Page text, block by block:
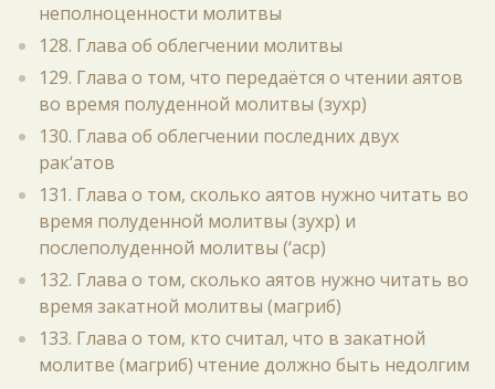
неполноценности молитвы
128. Глава об облегчении молитвы
129. Глава о том, что передаётся о чтении аятов
во время полуденной молитвы (зухр)
130. Глава об облегчении последних двух
рак‘атов
131. Глава о том, сколько аятов нужно читать во
время полуденной молитвы (зухр) и
послеполуденной молитвы (‘аср)
132. Глава о том, сколько аятов нужно читать во
время закатной молитвы (магриб)
133. Глава о том, кто считал, что в закатной
молитве (магриб) чтение должно быть недолгим